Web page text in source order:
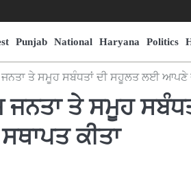
Punjab National Haryana Politics
ਤੇ ਸਮੂਹ ਸਬੰਧਤਾਂ ਦੀ ਸਹੂਲਤ ਲਈ ਆਪਣੇ
ਜਨਤਾ ਤੇ ਸਮੂਹ
ਕੀਤਾ